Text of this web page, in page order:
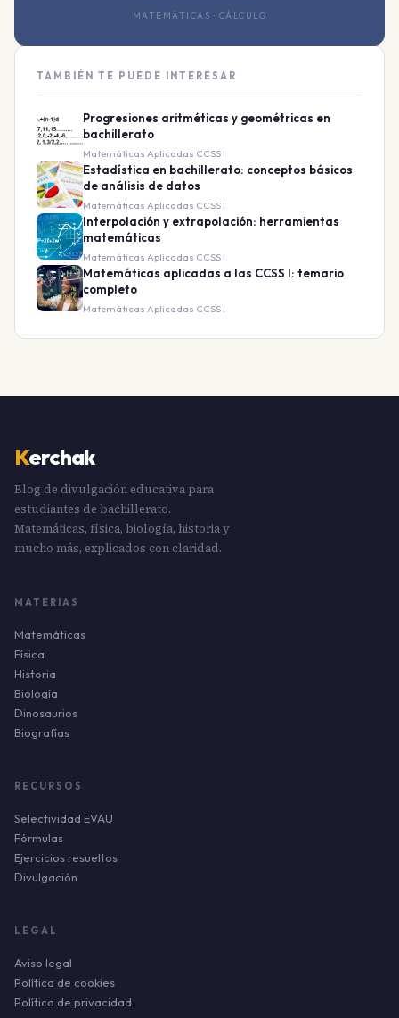
MATEMÁTICAS · CÁLCULO
TAMBIÉN TE PUEDE INTERESAR
Progresiones aritméticas y geométricas en
bachillerato
Matemáticas Aplicadas CCSS I
Estadística en bachillerato: conceptos básicos
de análisis de datos
Matemáticas Aplicadas CCSS I
Interpolación y extrapolación: herramientas
matemáticas
Matemáticas Aplicadas CCSS I
Matemáticas aplicadas a las CCSS I: temario
completo
Matemáticas Aplicadas CCSS I
Kerchak
Blog de divulgación educativa para
estudiantes de bachillerato.
Matemáticas, física, biología, historia y
mucho más, explicados con claridad.
MATERIAS
Matemáticas
Física
Historia
Biología
Dinosaurios
Biografías
RECURSOS
Selectividad EVAU
Fórmulas
Ejercicios resueltos
Divulgación
LEGAL
Aviso legal
Política de cookies
Política de privacidad